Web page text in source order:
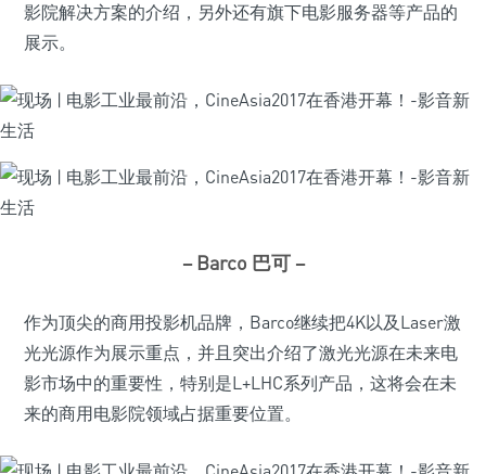
影院解决方案的介绍，另外还有旗下电影服务器等产品的
展示。
– Barco 巴可 –
作为顶尖的商用投影机品牌，Barco继续把4K以及Laser激
光光源作为展示重点，并且突出介绍了激光光源在未来电
影市场中的重要性，特别是L+LHC系列产品，这将会在未
来的商用电影院领域占据重要位置。